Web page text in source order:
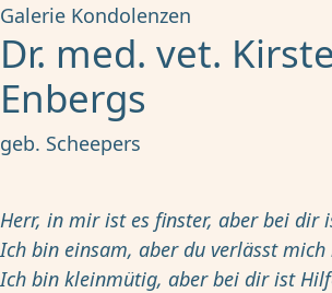
Galerie Kondolenzen
Dr. med. vet.
Enbergs
geb. Scheepers
Herr, in mir ist es finster, aber bei dir
Ich bin einsam, aber du verlässt mich
Ich bin kleinmütig, aber bei dir ist